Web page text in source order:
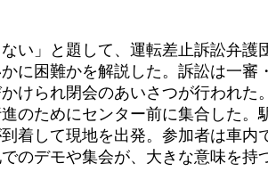
」と題して、運転差止訴訟弁護
に困難かを解説した。訴訟は一
けられ閉会のあいさつが行われた
ためにセンター前に集合した。
着して現地を出発。参加者は車内
デモや集会が、大きな意味を持